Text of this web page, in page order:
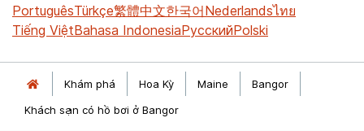
PortuguêsTürkçe繁體中文한국어Nederlandsไทย
Tiếng ViệtBahasa IndonesiaРусскийPolski
Khám phá Hoa Kỳ Maine
Bangor
Khách sạn có hồ bơi ở Bangor